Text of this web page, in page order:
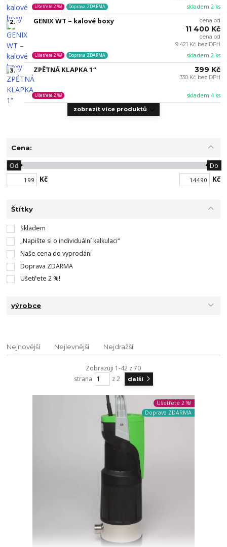
skladem 2 ks
Ušetřete 2 %! Doprava ZDARMA
2. GENIX WT – kalové boxy
skladem 2 ks
Ušetřete 2 %! Doprava ZDARMA
cena od
11 400 Kč
cena od
9 421 Kč bez DPH
3. ZPĚTNÁ KLAPKA 1“
skladem 4 ks
Ušetřete 2 %!
399 Kč
330 Kč bez DPH
zobrazit více produktů
Cena:
Kč
Od Do
Kč
Štítky
Skladem
„Napište si o individuální kalkulaci“
Naše cena do vyprodání
Doprava ZDARMA
Ušetřete 2 %!
výrobce
Nejnovější Nejlevnější Nejdražší
Zobrazuji 1-42 z 70
strana
z 2 další
Ušetřete 2 %!
Doprava ZDARMA